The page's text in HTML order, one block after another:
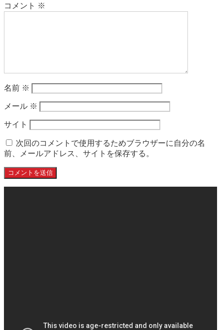
コメント ※
名前 ※
メール ※
サイト
次回のコメントで使用するためブラウザーに自分の名
前、メールアドレス、サイトを保存する。